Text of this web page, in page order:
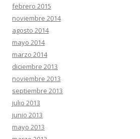
febrero 2015
noviembre 2014
agosto 2014
mayo 2014
marzo 2014
diciembre 2013
noviembre 2013
septiembre 2013
julio 2013
junio 2013
mayo 2013